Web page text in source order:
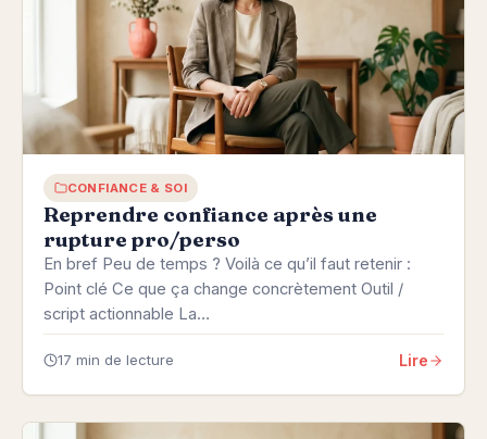
CONFIANCE & SOI
Reprendre confiance après une
rupture pro/perso
En bref Peu de temps ? Voilà ce qu’il faut retenir :
Point clé Ce que ça change concrètement Outil /
script actionnable La…
17 min de lecture Lire